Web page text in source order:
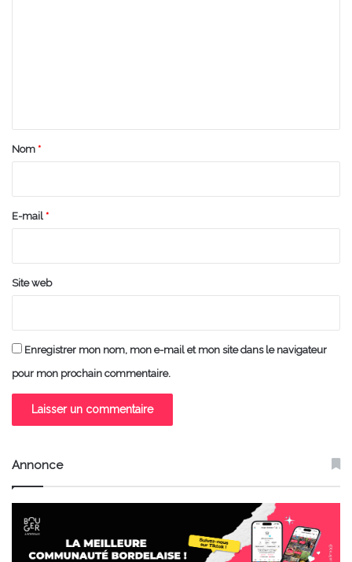
a
e
Nom *
E-mail *
Site web
Enregistrer mon nom, mon e-mail et mon site dans le navigateur
pour mon prochain commentaire.
Annonce